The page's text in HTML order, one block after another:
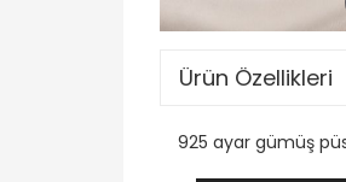
Ürün Özellikleri
925 ayar gümüş